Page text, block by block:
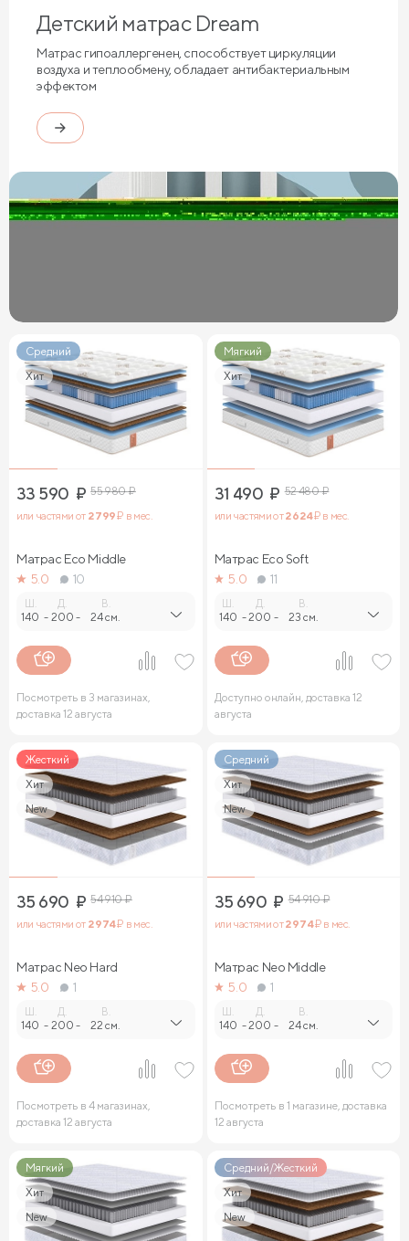
Детский матрас Dream
Матрас гипоаллергенен, способствует циркуляции
воздуха и теплообмену, обладает антибактериальным
эффектом
Средний
Хит
33 590 ₽ 55 980₽
или частями от 2 799₽ в мес.
Матрас Eco Middle
5.0
10
140 -
Д.
200 -
В.
24 см.
Посмотреть в 3 магазинах,
доставка 12 августа
Мягкий
Хит
31 490 ₽ 52 480₽
или частями от2 624₽ в мес.
Матрас Eco Soft
5.0
11
140 -
Д.
200 -
В.
23 см.
Доступно онлайн, доставка 12
августа
Жесткий
Хит
New
35 690 ₽ 54 910₽
или частями от 2 974₽ в мес.
Матрас Neo Hard
5.0
1
140 -
Д.
200 -
В.
22 см.
Посмотреть в 4 магазинах,
доставка 12 августа
Средний
Хит
New
35 690 ₽ 54 910₽
или частями от2 974₽ в мес.
Матрас Neo Middle
5.0
1
140 -
Д.
200 -
В.
24 см.
Посмотреть в 1 магазине, доставка
12 августа
Мягкий
Хит
New
Средний/Жесткий
Хит
New